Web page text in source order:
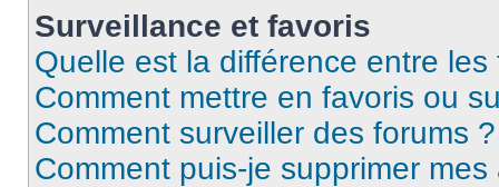
Surveillance et favoris
Quelle est la différence entre
Comment mettre en favoris ou
Comment surveiller des forums ?
Comment puis-je supprimer